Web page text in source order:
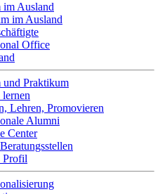
im Ausland
im Ausland
Office
und Praktikum
Lehren, Promovieren
Alumni
Center
Profil